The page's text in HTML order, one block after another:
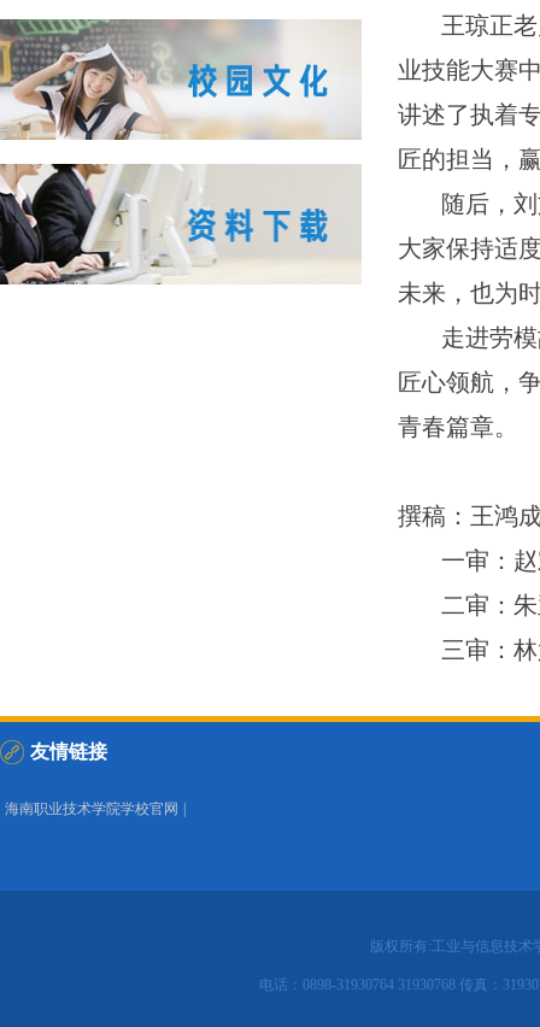
王琼正
业技能大赛
讲述了执着
匠的担当，
随后，
大家保持适
未来，也为
走进劳
匠心领航，
青春篇章。
撰稿：王鸿
一审：
二审：
三审：
友情链接
海南职业技术学院学校官网
版权所有:工业与信息技
电话：0898-31930764 31930768 传真：